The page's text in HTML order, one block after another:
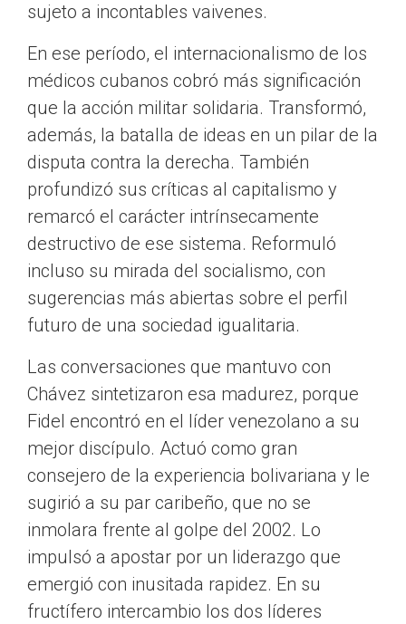
sujeto a incontables vaivenes.
En ese período, el internacionalismo de los
médicos cubanos cobró más significación
que la acción militar solidaria. Transformó,
además, la batalla de ideas en un pilar de la
disputa contra la derecha. También
profundizó sus críticas al capitalismo y
remarcó el carácter intrínsecamente
destructivo de ese sistema. Reformuló
incluso su mirada del socialismo, con
sugerencias más abiertas sobre el perfil
futuro de una sociedad igualitaria.
Las conversaciones que mantuvo con
Chávez sintetizaron esa madurez, porque
Fidel encontró en el líder venezolano a su
mejor discípulo. Actuó como gran
consejero de la experiencia bolivariana y le
sugirió a su par caribeño, que no se
inmolara frente al golpe del 2002. Lo
impulsó a apostar por un liderazgo que
emergió con inusitada rapidez. En su
fructífero intercambio los dos líderes